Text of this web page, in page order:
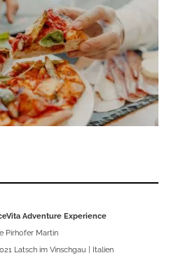
Adventure Experience
Pirhofer Martin
Latsch im Vinschgau | Italien